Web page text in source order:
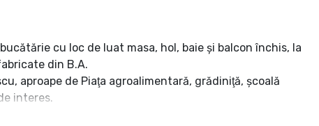
cu loc de luat masa, hol, baie şi balcon închis, la
din B.A.
aproape de Piaţa agroalimentară, grădiniţă, şcoală
interes.